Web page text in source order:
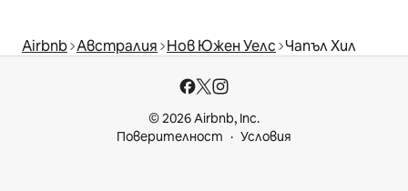
Airbnb Австралия Нов Южен Уелс Чапъл Хил
© 2026 Airbnb, Inc.
Поверителност
Условия